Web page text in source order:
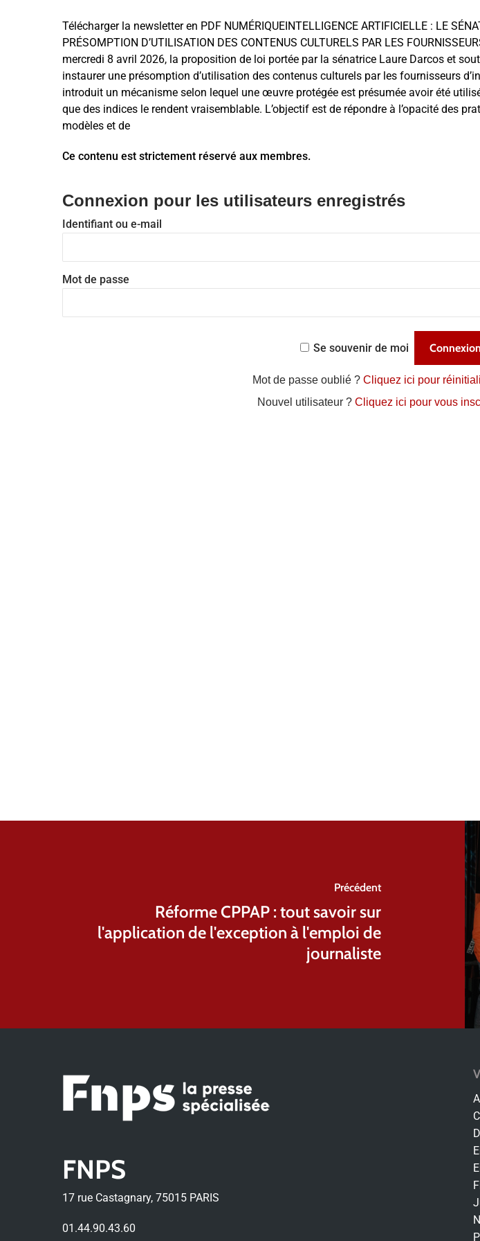
Télécharger la newsletter en PDF NUMÉRIQUEINTELLIGENCE ARTIFICIELLE : LE
PRÉSOMPTION D’UTILISATION DES CONTENUS CULTURELS PAR LES
mercredi 8 avril 2026, la proposition de loi portée par la sénatrice Laure Darcos et
instaurer une présomption d’utilisation des contenus culturels par les fournisseurs
introduit un mécanisme selon lequel une œuvre protégée est présumée avoir été
que des indices le rendent vraisemblable. L’objectif est de répondre à l’opacité des
modèles et de
Ce contenu est strictement réservé aux membres.
Connexion pour les utilisateurs enregistrés
Identifiant ou e-mail
Mot de passe
Se souvenir de moi
Mot de passe oublié ? Cliquez ici pour
Nouvel utilisateur ? Cliquez ici pour vous
Précédent
Réforme CPPAP : tout savoir sur
l'application de l'exception à l'emploi de
journaliste
FNPS
17 rue Castagnary, 75015 PARIS
01.44.90.43.60